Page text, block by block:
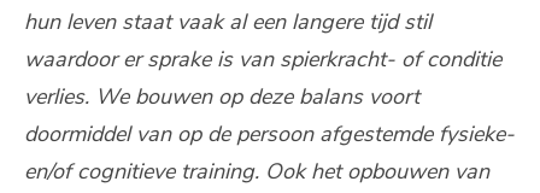
hun leven staat vaak al een langere tijd stil
waardoor er sprake is van spierkracht- of conditie
verlies. We bouwen op deze balans voort
doormiddel van op de persoon afgestemde fysieke-
en/of cognitieve training. Ook het opbouwen van